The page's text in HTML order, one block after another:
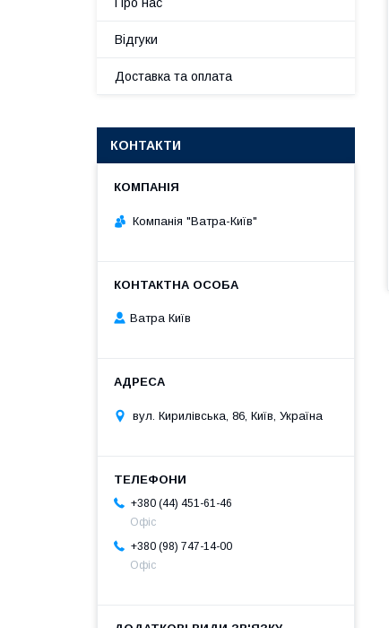
Відгуки
Доставка та оплата
КОНТАКТИ
Компанія "Ватра-Київ"
Ватра Київ
вул. Кирилівська, 86, Київ, Україна
+380 (44) 451-61-46
Офіс
+380 (98) 747-14-00
Офіс